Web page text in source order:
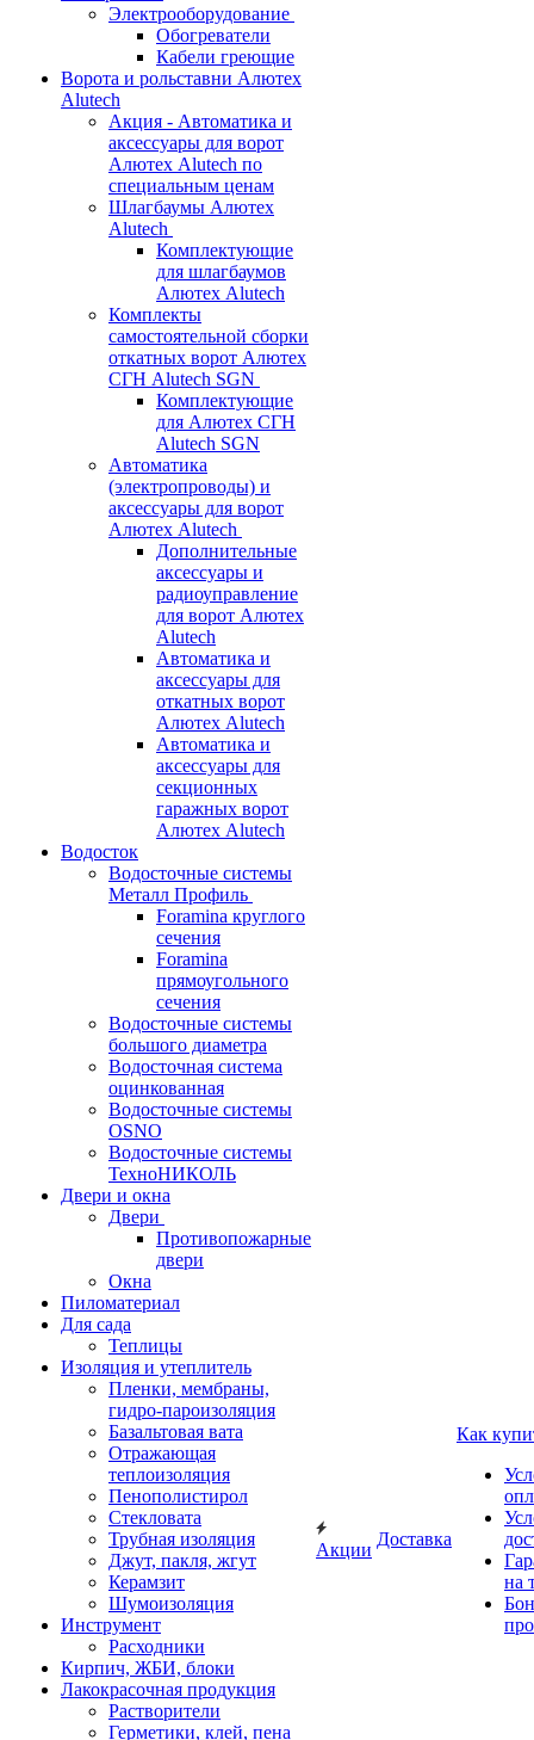
Электрооборудование
Обогреватели
Кабели греющие
Ворота и рольставни Алютех
Alutech
Акция - Автоматика и
аксессуары для ворот
Алютех Alutech по
специальным ценам
Шлагбаумы Алютех
Alutech
Комплектующие
для шлагбаумов
Алютех Alutech
Комплекты
самостоятельной сборки
откатных ворот Алютех
СГН Alutech SGN
Комплектующие
для Алютех СГН
Alutech SGN
Автоматика
(электропроводы) и
аксессуары для ворот
Алютех Alutech
Дополнительные
аксессуары и
радиоуправление
для ворот Алютех
Alutech
Автоматика и
аксессуары для
откатных ворот
Алютех Alutech
Автоматика и
аксессуары для
секционных
гаражных ворот
Алютех Alutech
Водосток
Водосточные системы
Металл Профиль
Foramina круглого
сечения
Foramina
прямоугольного
сечения
Водосточные системы
большого диаметра
Водосточная система
оцинкованная
Водосточные системы
OSNO
Водосточные системы
ТехноНИКОЛЬ
Двери и окна
Двери
Противопожарные
двери
Окна
Пиломатериал
Для сада
Теплицы
Изоляция и утеплитель
Пленки, мембраны,
гидро-пароизоляция
Базальтовая вата
Отражающая
теплоизоляция
Пенополистирол
Стекловата
Трубная изоляция
Джут, пакля, жгут
Керамзит
Шумоизоляция
Инструмент
Расходники
Кирпич, ЖБИ, блоки
Лакокрасочная продукция
Растворители
Герметики, клей, пена
Акции
Доставка
Как
на